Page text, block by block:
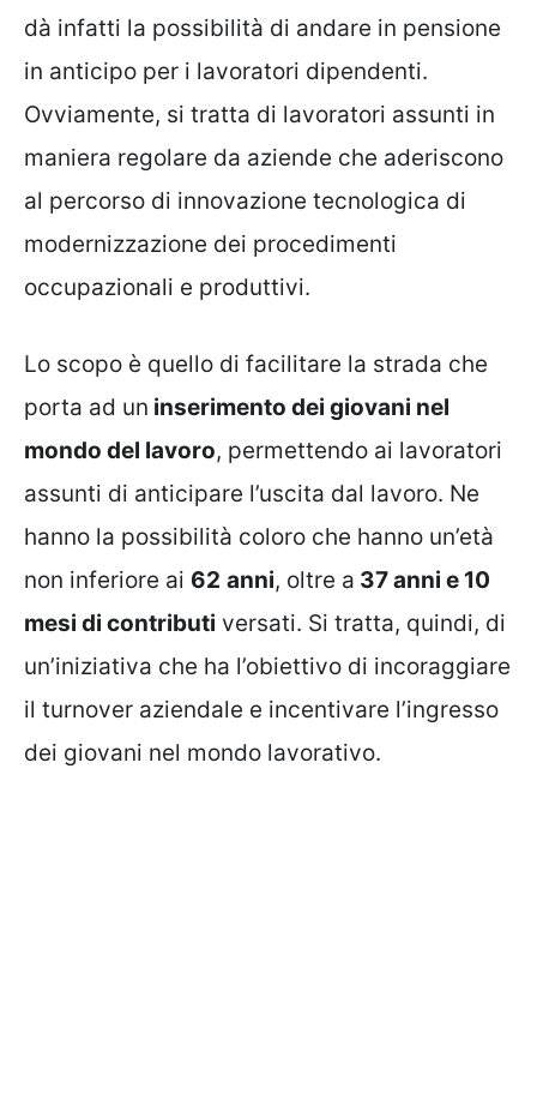
dà infatti la possibilità di andare in pensione
in anticipo per i lavoratori dipendenti.
Ovviamente, si tratta di lavoratori assunti in
maniera regolare da aziende che aderiscono
al percorso di innovazione tecnologica di
modernizzazione dei procedimenti
occupazionali e produttivi.
Lo scopo è quello di facilitare la strada che
porta ad un inserimento dei giovani nel
mondo del lavoro, permettendo ai lavoratori
assunti di anticipare l’uscita dal lavoro. Ne
hanno la possibilità coloro che hanno un’età
non inferiore ai 62 anni, oltre a 37 anni e 10
mesi di contributi versati. Si tratta, quindi, di
un’iniziativa che ha l’obiettivo di incoraggiare
il turnover aziendale e incentivare l’ingresso
dei giovani nel mondo lavorativo.